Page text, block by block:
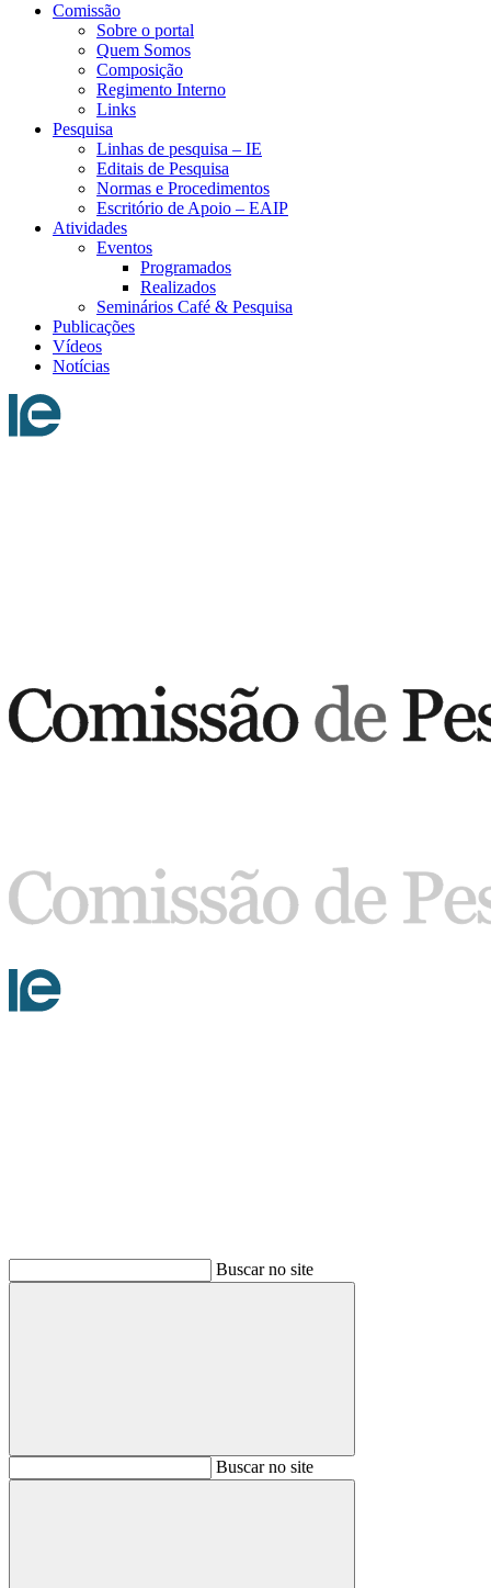
Comissão
Sobre o portal
Quem Somos
Composição
Regimento Interno
Links
Pesquisa
Linhas de pesquisa – IE
Editais de Pesquisa
Normas e Procedimentos
Escritório de Apoio – EAIP
Atividades
Eventos
Programados
Realizados
Seminários Café & Pesquisa
Publicações
Vídeos
Notícias
Buscar no site
BuscarBuscar no site